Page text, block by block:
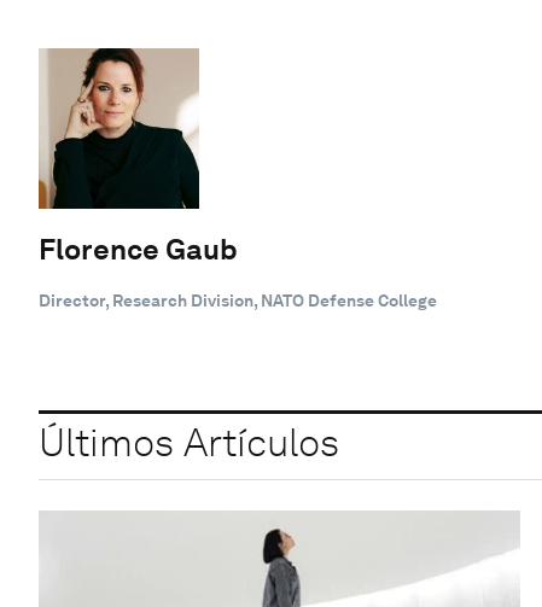
Florence Gaub
Director, Research Division, NATO Defense College
Últimos Artículos